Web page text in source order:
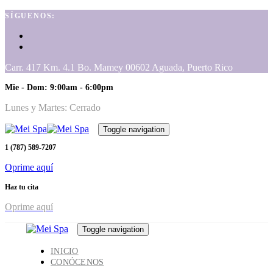
Skip
Skip
primary
navigation
to
SÍGUENOS:
Carr. 417 Km. 4.1 Bo. Mamey 00602 Aguada, Puerto Rico
Mie - Dom: 9:00am - 6:00pm
Lunes y Martes: Cerrado
Toggle navigation
1 (787) 589-7207
Oprime aquí
Haz tu cita
Oprime aquí
Toggle navigation
INICIO
CONÓCENOS